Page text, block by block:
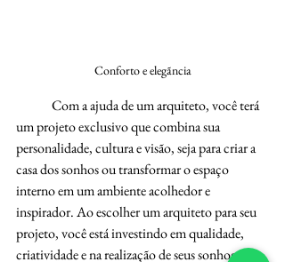
Conforto e elegãncia
um projeto exclusivo que combina sua
personalidade, cultura e visão, seja para criar a
casa dos sonhos ou transformar o espaço
interno em um ambiente acolhedor e
inspirador. Ao escolher um arquiteto para seu
projeto, você está investindo em qualidade,
criatividade e na realização de seus sonhos